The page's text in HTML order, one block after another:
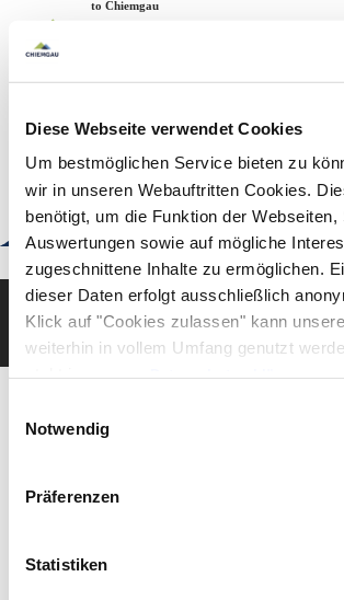
Diese Webseite verwendet Cookies
Um bestmöglichen Service bieten zu
wir in unseren Webauftritten Cookies.
benötigt, um die Funktion der
Auswertungen sowie auf mögliche
zugeschnittene Inhalte zu ermöglichen.
dieser Daten erfolgt ausschließlich
Klick auf "Cookies zulassen" kann
weiterhin in vollem Umfang genutzt
steht in unserer Datenschutzerklärung.
gelistet.
Notwendig
Präferenzen
Statistiken
Back to the home page
Welcome to Chiemgau
urlaub@chiemgau.bayern
+49 (861) 988 231-20
Good to know
Deutsch English